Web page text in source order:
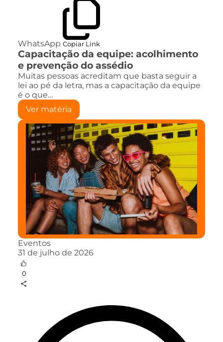
WhatsApp Copiar Link
Capacitação da equipe: acolhimento
e prevenção do assédio
Muitas pessoas acreditam que basta seguir a
lei ao pé da letra, mas a capacitação da equipe
é o que…
Ver matéria
Eventos
31 de julho de 2026
0